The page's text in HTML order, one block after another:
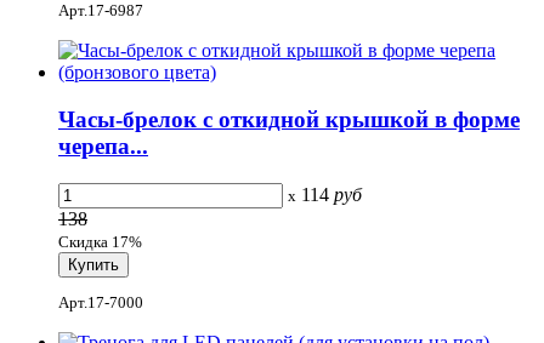
Арт.17-6987
Часы-брелок с откидной крышкой в форме
черепа...
x 114 руб
138
Скидка 17%
Арт.17-7000